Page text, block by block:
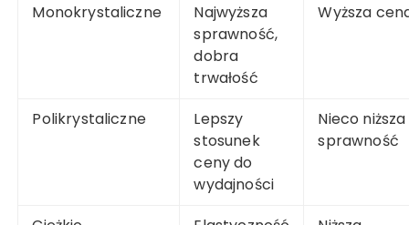
Monokrystaliczne
Najwyższa
sprawność,
dobra
trwałość
Wyższa
Polikrystaliczne
Lepszy
stosunek
ceny do
wydajności
Nieco niższa
sprawność